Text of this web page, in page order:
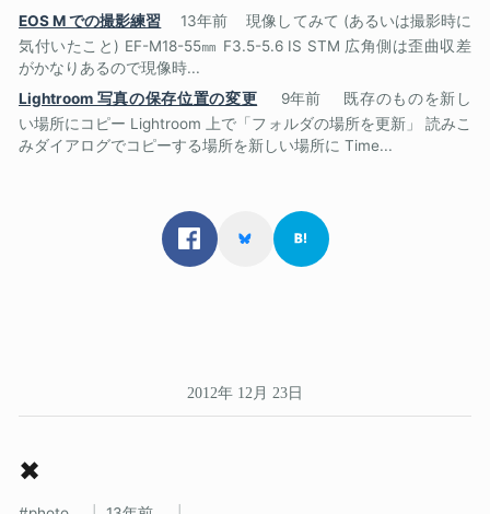
EOS M での撮影練習
13年前
現像してみて (あるいは撮影時に
気付いたこと) EF-M18-55㎜ F3.5-5.6 IS STM 広角側は歪曲収差
がかなりあるので現像時...
Lightroom 写真の保存位置の変更
9年前
既存のものを新し
い場所にコピー Lightroom 上で「フォルダの場所を更新」 読みこ
みダイアログでコピーする場所を新しい場所に Time...
2012年 12月 23日
✖